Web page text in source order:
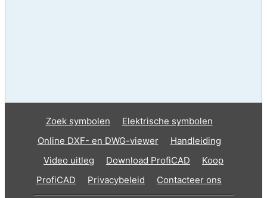
Zoek symbolen
Elektrische symbolen
Online DXF- en DWG-viewer
Handleiding
Video uitleg
Download ProfiCAD
Koop
ProfiCAD
Privacybeleid Contacteer ons